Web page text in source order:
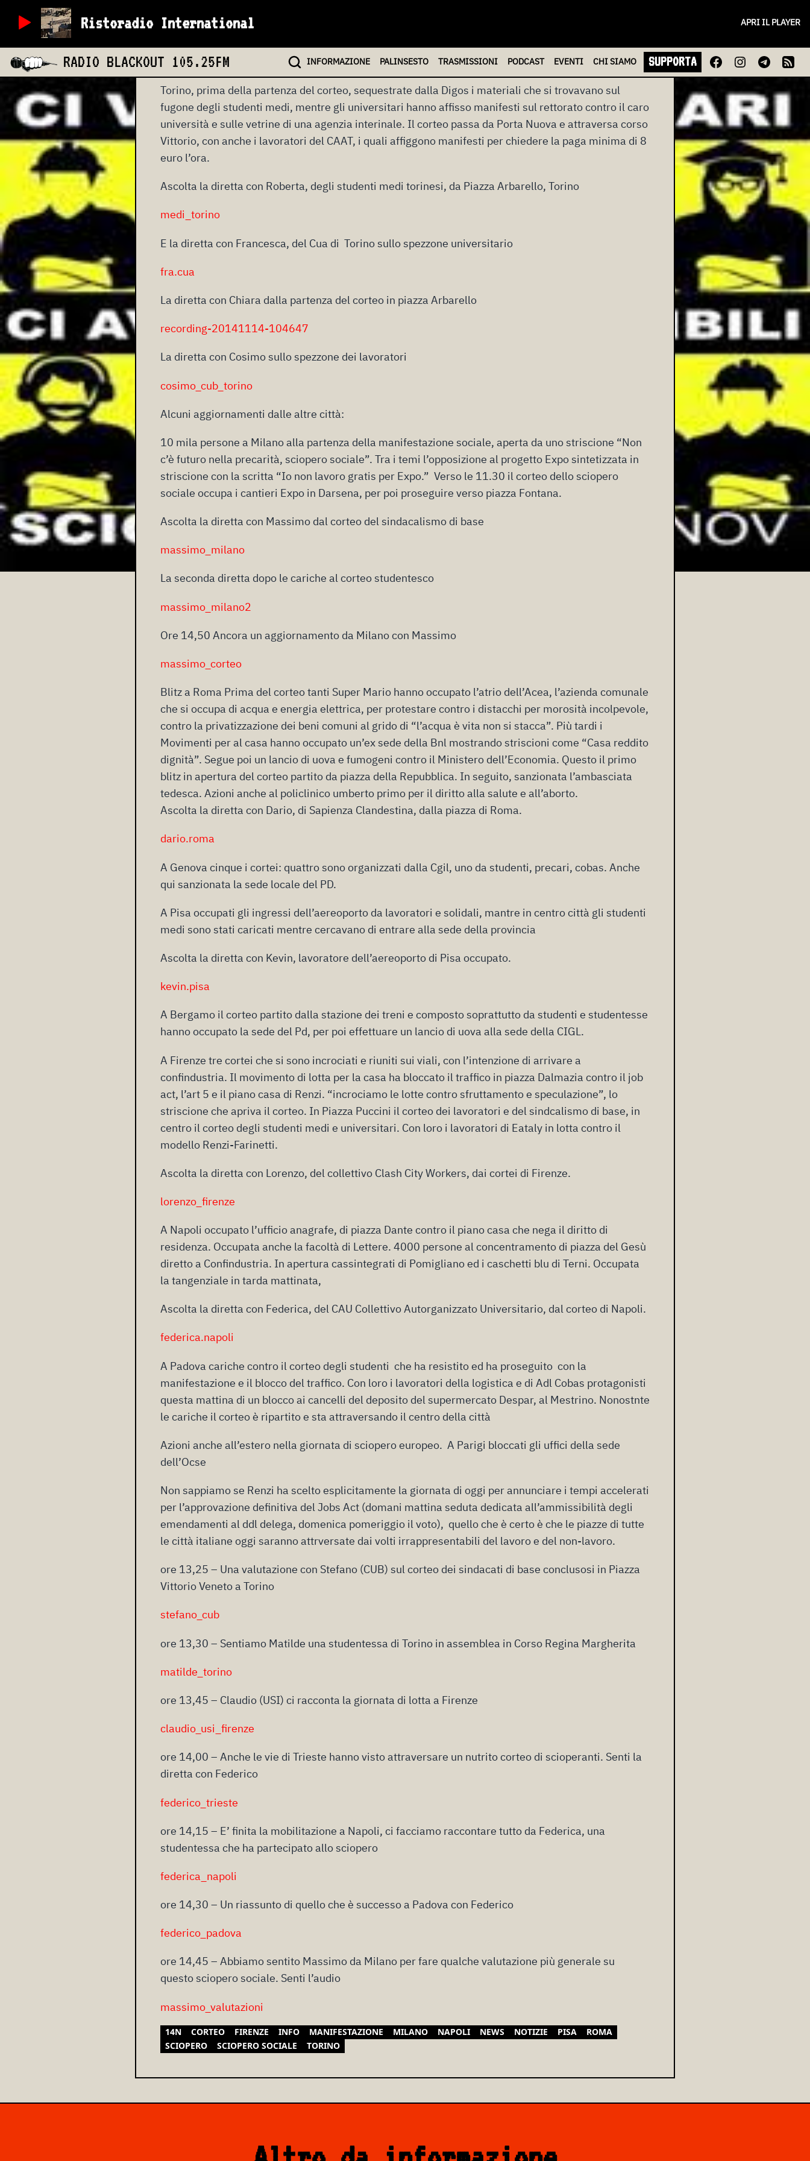
Ristoradio International APRI IL PLAYER
RADIO BLACKOUT 105.25FM INFORMAZIONE PALINSESTO TRASMISSIONI PODCAST EVENTI CHISIAMO SUPPORTA
act, la legge di stabilità e il piano di riforma della scuola. In piazza anche studenti e studentesse,
centri sociali, precari e precarie, movimenti per il diritto all’abitare e contro le grandi opere inutili
per coinvolgere anche chi non puà scioperare nelle forme tradizionali o chi lavora gratuitamente.
Torino, prima della partenza del corteo, sequestrate dalla Digos i materiali che si trovavano sul
fugone degli studenti medi, mentre gli universitari hanno affisso manifesti sul rettorato contro il caro
università e sulle vetrine di una agenzia interinale. Il corteo passa da Porta Nuova e attraversa corso
Vittorio, con anche i lavoratori del CAAT, i quali affiggono manifesti per chiedere la paga minima di 8
euro l’ora.
Ascolta la diretta con Roberta, degli studenti medi torinesi, da Piazza Arbarello, Torino
medi_torino
E la diretta con Francesca, del Cua di Torino sullo spezzone universitario
fra.cua
La diretta con Chiara dalla partenza del corteo in piazza Arbarello
recording-20141114-104647
La diretta con Cosimo sullo spezzone dei lavoratori
cosimo_cub_torino
Alcuni aggiornamenti dalle altre città:
10 mila persone a Milano alla partenza della manifestazione sociale, aperta da uno striscione “Non
c’è futuro nella precarità, sciopero sociale”. Tra i temi l’opposizione al progetto Expo sintetizzata in
striscione con la scritta “Io non lavoro gratis per Expo.” Verso le 11.30 il corteo dello sciopero
sociale occupa i cantieri Expo in Darsena, per poi proseguire verso piazza Fontana.
Ascolta la diretta con Massimo dal corteo del sindacalismo di base
massimo_milano
La seconda diretta dopo le cariche al corteo studentesco
massimo_milano2
Ore 14,50 Ancora un aggiornamento da Milano con Massimo
massimo_corteo
Blitz a Roma Prima del corteo tanti Super Mario hanno occupato l’atrio dell’Acea, l’azienda comunale
che si occupa di acqua e energia elettrica, per protestare contro i distacchi per morosità incolpevole,
contro la privatizzazione dei beni comuni al grido di “l’acqua è vita non si stacca”. Più tardi i
Movimenti per al casa hanno occupato un’ex sede della Bnl mostrando striscioni come “Casa reddito
dignità”. Segue poi un lancio di uova e fumogeni contro il Ministero dell’Economia. Questo il primo
blitz in apertura del corteo partito da piazza della Repubblica. In seguito, sanzionata l’ambasciata
tedesca. Azioni anche al policlinico umberto primo per il diritto alla salute e all’aborto.
Ascolta la diretta con Dario, di Sapienza Clandestina, dalla piazza di Roma.
dario.roma
A Genova cinque i cortei: quattro sono organizzati dalla Cgil, uno da studenti, precari, cobas. Anche
qui sanzionata la sede locale del PD.
A Pisa occupati gli ingressi dell’aereoporto da lavoratori e solidali, mantre in centro città gli studenti
medi sono stati caricati mentre cercavano di entrare alla sede della provincia
Ascolta la diretta con Kevin, lavoratore dell’aereoporto di Pisa occupato.
kevin.pisa
A Bergamo il corteo partito dalla stazione dei treni e composto soprattutto da studenti e studentesse
hanno occupato la sede del Pd, per poi effettuare un lancio di uova alla sede della CIGL.
A Firenze tre cortei che si sono incrociati e riuniti sui viali, con l’intenzione di arrivare a
confindustria. Il movimento di lotta per la casa ha bloccato il traffico in piazza Dalmazia contro il job
act, l’art 5 e il piano casa di Renzi. “incrociamo le lotte contro sfruttamento e speculazione”, lo
striscione che apriva il corteo. In Piazza Puccini il corteo dei lavoratori e del sindcalismo di base, in
centro il corteo degli studenti medi e universitari. Con loro i lavoratori di Eataly in lotta contro il
modello Renzi-Farinetti.
Ascolta la diretta con Lorenzo, del collettivo Clash City Workers, dai cortei di Firenze.
lorenzo_firenze
A Napoli occupato l’ufficio anagrafe, di piazza Dante contro il piano casa che nega il diritto di
residenza. Occupata anche la facoltà di Lettere. 4000 persone al concentramento di piazza del Gesù
diretto a Confindustria. In apertura cassintegrati di Pomigliano ed i caschetti blu di Terni. Occupata
la tangenziale in tarda mattinata,
Ascolta la diretta con Federica, del CAU Collettivo Autorganizzato Universitario, dal corteo di Napoli.
federica.napoli
A Padova cariche contro il corteo degli studenti che ha resistito ed ha proseguito con la
manifestazione e il blocco del traffico. Con loro i lavoratori della logistica e di Adl Cobas protagonisti
questa mattina di un blocco ai cancelli del deposito del supermercato Despar, al Mestrino. Nonostnte
le cariche il corteo è ripartito e sta attraversando il centro della città
Azioni anche all’estero nella giornata di sciopero europeo. A Parigi bloccati gli uffici della sede
dell’Ocse
Non sappiamo se Renzi ha scelto esplicitamente la giornata di oggi per annunciare i tempi accelerati
per l’approvazione definitiva del Jobs Act (domani mattina seduta dedicata all’ammissibilità degli
emendamenti al ddl delega, domenica pomeriggio il voto), quello che è certo è che le piazze di tutte
le città italiane oggi saranno attrversate dai volti irrappresentabili del lavoro e del non-lavoro.
ore 13,25 – Una valutazione con Stefano (CUB) sul corteo dei sindacati di base conclusosi in Piazza
Vittorio Veneto a Torino
stefano_cub
ore 13,30 – Sentiamo Matilde una studentessa di Torino in assemblea in Corso Regina Margherita
matilde_torino
ore 13,45 – Claudio (USI) ci racconta la giornata di lotta a Firenze
claudio_usi_firenze
ore 14,00 – Anche le vie di Trieste hanno visto attraversare un nutrito corteo di scioperanti. Senti la
diretta con Federico
federico_trieste
ore 14,15 – E’ finita la mobilitazione a Napoli, ci facciamo raccontare tutto da Federica, una
studentessa che ha partecipato allo sciopero
federica_napoli
ore 14,30 – Un riassunto di quello che è successo a Padova con Federico
federico_padova
ore 14,45 – Abbiamo sentito Massimo da Milano per fare qualche valutazione più generale su
questo sciopero sociale. Senti l’audio
massimo_valutazioni
14N CORTEO FIRENZE INFO MANIFESTAZIONE MILANO NAPOLI NEWS NOTIZIE PISA
ROMA
SCIOPERO
SCIOPERO SOCIALE TORINO